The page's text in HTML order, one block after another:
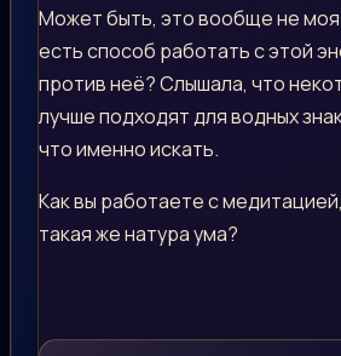
Может быть, это вообще не моя
есть способ работать с этой
против неё? Слышала, что
лучше подходят для водных
что именно искать.
Как вы работаете с
такая же натура ума?